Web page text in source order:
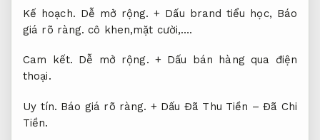
Kế hoạch. Dễ mở rộng. + Dấu brand tiểu học, Báo
giá rõ ràng. cô khen,mặt cười,….
Cam kết. Dễ mở rộng. + Dấu bán hàng qua điện
thoại.
Uy tín. Báo giá rõ ràng. + Dấu Đã Thu Tiền – Đã Chi
Tiền.